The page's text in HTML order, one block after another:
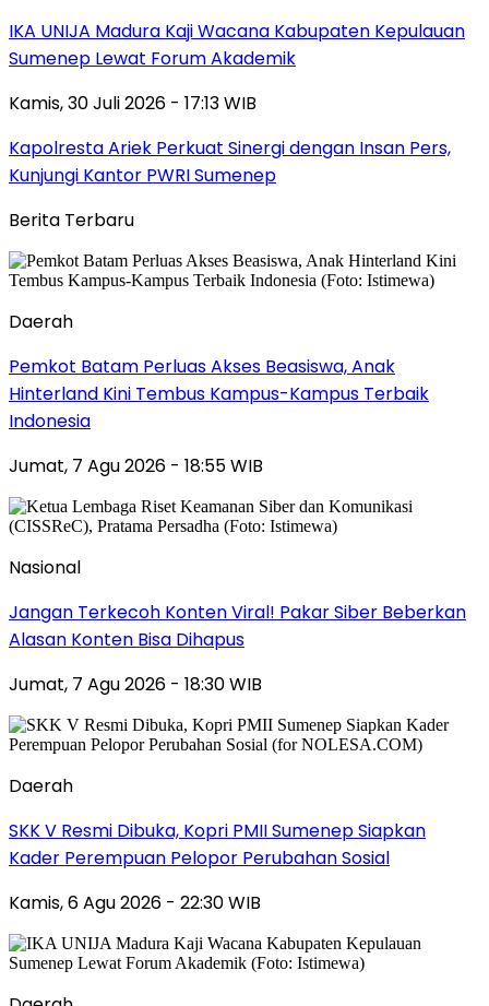
IKA UNIJA Madura Kaji Wacana Kabupaten Kepulauan
Sumenep Lewat Forum Akademik
Kamis, 30 Juli 2026 - 17:13 WIB
Kapolresta Ariek Perkuat Sinergi dengan Insan Pers,
Kunjungi Kantor PWRI Sumenep
Berita Terbaru
Daerah
Pemkot Batam Perluas Akses Beasiswa, Anak
Hinterland Kini Tembus Kampus-Kampus Terbaik
Indonesia
Jumat, 7 Agu 2026 - 18:55 WIB
Nasional
Jangan Terkecoh Konten Viral! Pakar Siber Beberkan
Alasan Konten Bisa Dihapus
Jumat, 7 Agu 2026 - 18:30 WIB
Daerah
SKK V Resmi Dibuka, Kopri PMII Sumenep Siapkan
Kader Perempuan Pelopor Perubahan Sosial
Kamis, 6 Agu 2026 - 22:30 WIB